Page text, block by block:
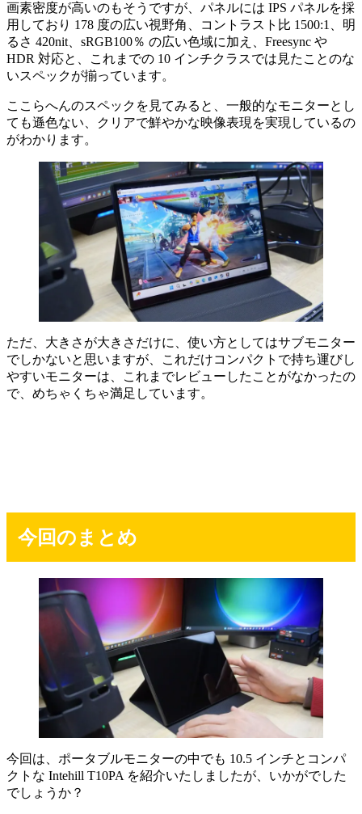
画素密度が高いのもそうですが、パネルには IPS パネルを採
用しており 178 度の広い視野角、コントラスト比 1500:1、明
るさ 420nit、sRGB100％ の広い色域に加え、Freesync や
HDR 対応と、これまでの 10 インチクラスでは見たことのな
いスペックが揃っています。
ここらへんのスペックを見てみると、一般的なモニターとし
ても遜色ない、クリアで鮮やかな映像表現を実現しているの
がわかります。
ただ、大きさが大きさだけに、使い方としてはサブモニター
でしかないと思いますが、これだけコンパクトで持ち運びし
やすいモニターは、これまでレビューしたことがなかったの
で、めちゃくちゃ満足しています。
今回のまとめ
今回は、ポータブルモニターの中でも 10.5 インチとコンパ
クトな Intehill T10PA を紹介いたしましたが、いかがでした
でしょうか？